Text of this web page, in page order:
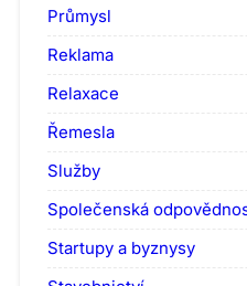
Průmysl
Reklama
Relaxace
Řemesla
Služby
Společenská
Startupy a byznysy